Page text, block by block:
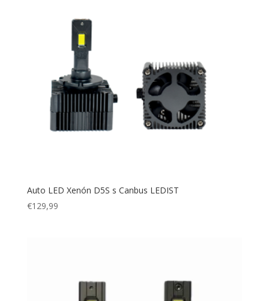
Auto LED Xenón D5S s Canbus LEDIST
€129,99